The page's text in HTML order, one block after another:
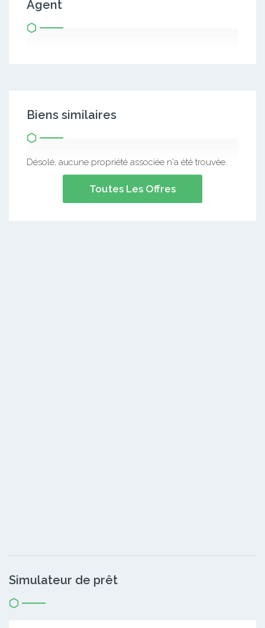
Agent
Biens similaires
Désolé, aucune propriété associée n'a été trouvée.
Toutes Les Offres
Simulateur de prêt